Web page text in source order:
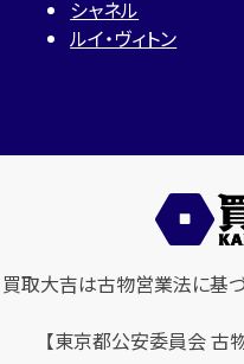
シャネル
ルイ・ヴィトン
買取大吉は古物営業法に基
【東京都公安委員会 古